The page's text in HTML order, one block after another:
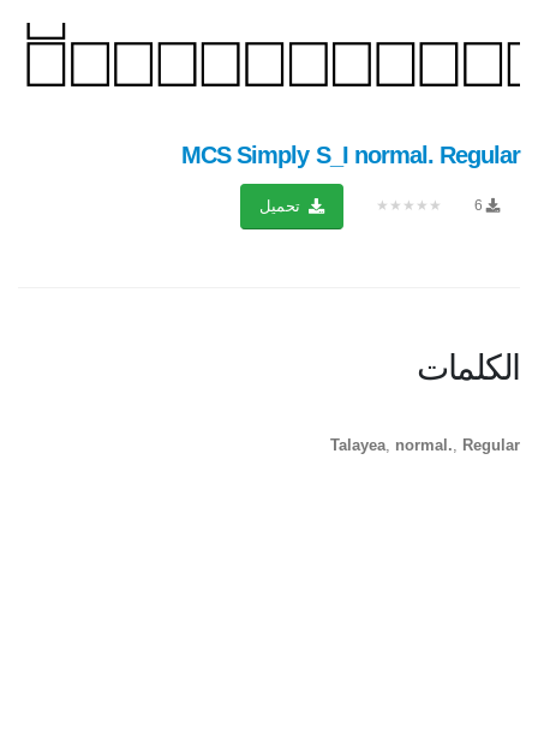
MCS Simply S_I normal. Regular
6
★★★★★ تحميل
الكلمات
Talayea normal. Regular